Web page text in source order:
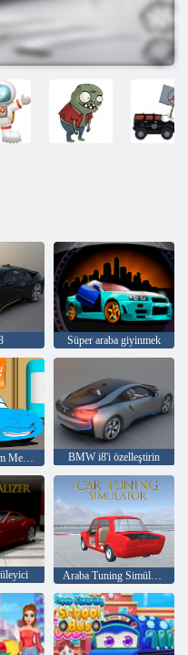
Süper araba giyinmek
Otomobil Bakım Merkezi BMW i8'i özelleştirin
Araba Tuning Simülatörü